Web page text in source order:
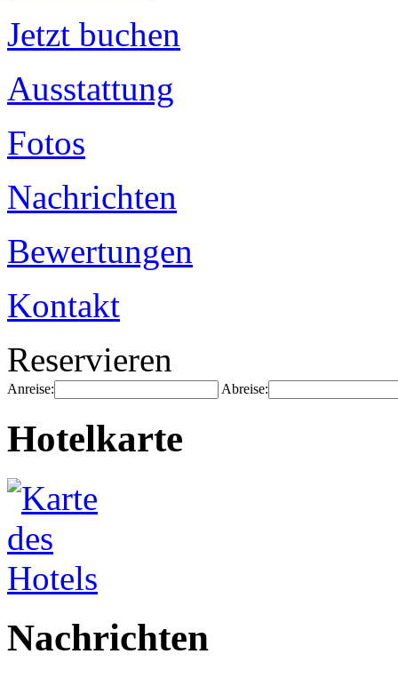
Jetzt buchen
Ausstattung
Fotos
Nachrichten
Bewertungen
Kontakt
Reservieren
Anreise: Abreise:
Hotelkarte
Nachrichten